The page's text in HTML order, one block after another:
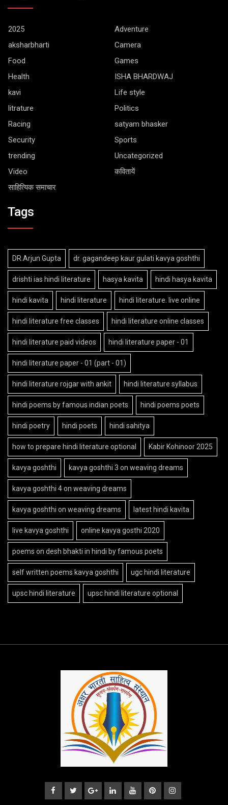
2025
Adventure
aksharbharti
Camera
Food
Games
Health
ISHA BHARDWAJ
kavi
Life style
litrature
Politics
Racing
satyam bhasker
Security
Sports
trending
Uncategorized
Video
कवितायें
साहित्यिक समाचार
Tags
DR.Arjun Gupta dr. gagandeep kaur gulati kavya goshthi
drishti ias hindi literature hasya kavita hindi hasya kavita
hindi kavita hindi literature hindi literature. live online
hindi literature free classes hindi literature online classes
hindi literature paid videos hindi literature paper - 01
hindi literature paper - 01 (part - 01)
hindi literature rojgar with ankit hindi literature syllabus
hindi poems by famous indian poets hindi poems poets
hindi poetry hindi poets hindi sahitya
how to prepare hindi literature optional Kabir Kohinoor 2025
kavya goshthi kavya goshthi 3 on weaving dreams
kavya goshthi 4 on weaving dreams
kavya goshthi on weaving dreams latest hindi kavita
live kavya goshthi online kavya gosthi 2020
poems on desh bhakti in hindi by famous poets
self written poems kavya goshthi ugc hindi literature
upsc hindi literature upsc hindi literature optional